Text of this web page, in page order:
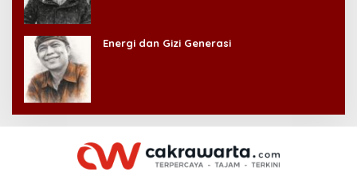
Energi dan Gizi Generasi